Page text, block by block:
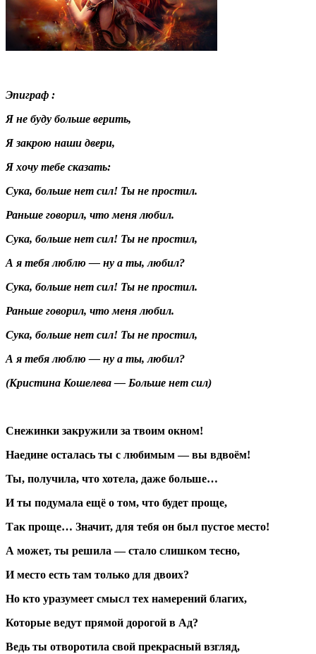
Эпиграф :
Я не буду больше верить,
Я закрою наши двери,
Я хочу тебе сказать:
Сука, больше нет сил! Ты не простил.
Раньше говорил, что меня любил.
Сука, больше нет сил! Ты не простил,
А я тебя люблю — ну а ты, любил?
Сука, больше нет сил! Ты не простил.
Раньше говорил, что меня любил.
Сука, больше нет сил! Ты не простил,
А я тебя люблю — ну а ты, любил?
(Кристина Кошелева — Больше нет сил)
Снежинки закружили за твоим окном!
Наедине осталась ты с любимым — вы вдвоём!
Ты, получила, что хотела, даже больше…
И ты подумала ещё о том, что будет проще,
Так проще… Значит, для тебя он был пустое место!
А может, ты решила — стало слишком тесно,
И место есть там только для двоих?
Но кто уразумеет смысл тех намерений благих,
Которые ведут прямой дорогой в Ад?
Ведь ты отворотила свой прекрасный взгляд,